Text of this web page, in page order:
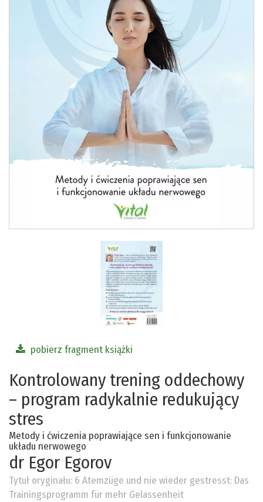
pobierz fragment książki
Kontrolowany trening oddechowy
– program radykalnie redukujący
stres
Metody i ćwiczenia poprawiające sen i funkcjonowanie
układu nerwowego
dr Egor Egorov
Tytuł oryginału: 6 Atemzüge und nie wieder gestresst: Das
Trainingsprogramm für mehr Gelassenheit